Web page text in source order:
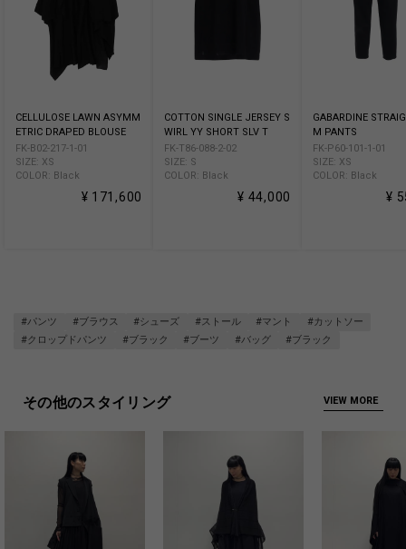
CELLULOSE LAWN ASYMM
ETRIC DRAPED BLOUSE
FK-B02-217-1-01
SIZE: XS
COLOR: Black
¥ 171,600
COTTON SINGLE JERSEY S
WIRL YY SHORT SLV T
FK-T86-088-2-02
SIZE: S
COLOR: Black
¥ 44,000
GABARDINE
M PANTS
FK-P60-101-1-01
SIZE: XS
COLOR: Black
¥
#パンツ #ブラウス #シューズ #ストール #マント
#カットソー
#クロップドパンツ
#ブラック #ブーツ #バッグ #ブラック
その他のスタイリング VIEW MORE